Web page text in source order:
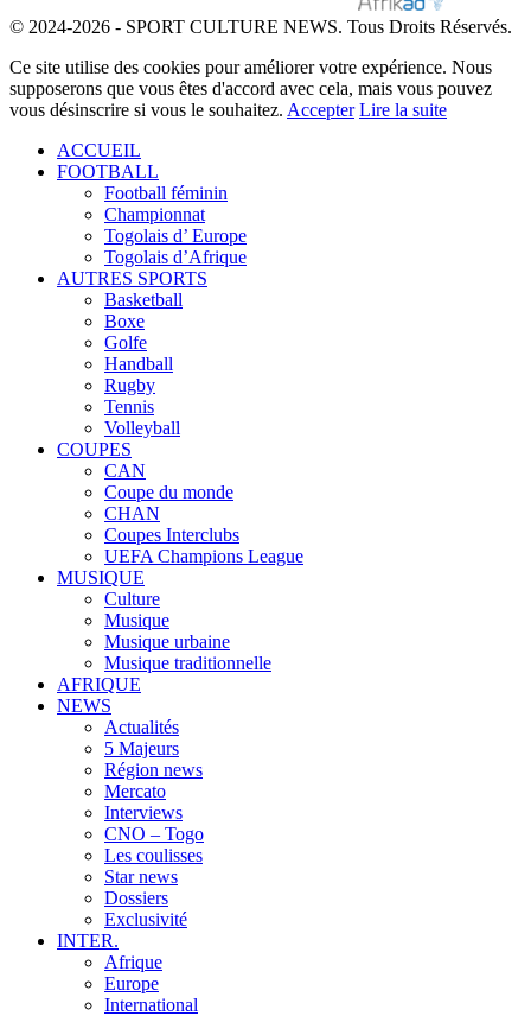
© 2024-2026 - SPORT CULTURE NEWS. Tous Droits Réservés.
Ce site utilise des cookies pour améliorer votre expérience. Nous
supposerons que vous êtes d'accord avec cela, mais vous pouvez
vous désinscrire si vous le souhaitez. Accepter Lire la suite
ACCUEIL
FOOTBALL
Football féminin
Championnat
Togolais d’ Europe
Togolais d’Afrique
AUTRES SPORTS
Basketball
Boxe
Golfe
Handball
Rugby
Tennis
Volleyball
COUPES
CAN
Coupe du monde
CHAN
Coupes Interclubs
UEFA Champions League
MUSIQUE
Culture
Musique
Musique urbaine
Musique traditionnelle
AFRIQUE
NEWS
Actualités
5 Majeurs
Région news
Mercato
Interviews
CNO – Togo
Les coulisses
Star news
Dossiers
Exclusivité
INTER.
Afrique
Europe
International